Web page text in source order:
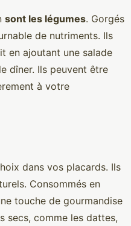
sont les légumes. Gorgés
de nutriments. Ils
en ajoutant une salade
dîner. Ils peuvent être
à votre
dans vos placards. Ils
Consommés en
touche de gourmandise
secs, comme les dattes,